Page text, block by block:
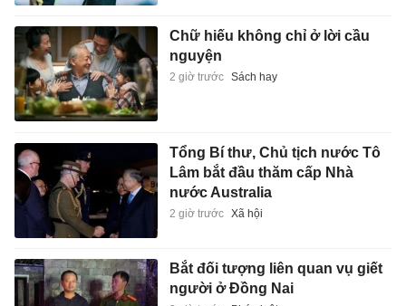
Chữ hiếu không chỉ ở lời cầu
nguyện
2 giờ trước Sách hay
Tổng Bí thư, Chủ tịch nước Tô
Lâm bắt đầu thăm cấp Nhà
nước Australia
2 giờ trước Xã hội
Bắt đối tượng liên quan vụ giết
người ở Đồng Nai